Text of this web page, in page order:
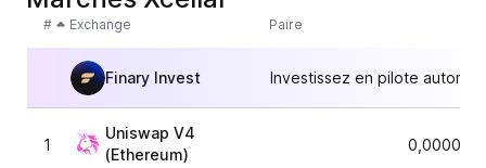
# Exchange Paire
Finary Invest Investissez en pilote
1
Uniswap V4
(Ethereum)